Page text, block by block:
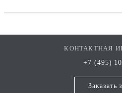
Коллекция представлена в
рисунка, что позволяет
КОНТАКТНАЯ
+7 (495)
Заказать